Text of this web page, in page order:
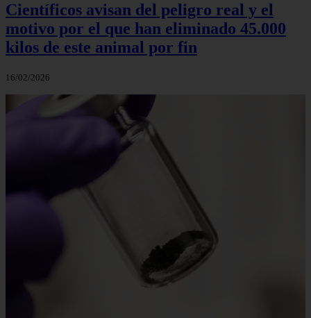
Científicos avisan del peligro real y el
motivo por el que han eliminado 45.000
kilos de este animal por fin
16/02/2026